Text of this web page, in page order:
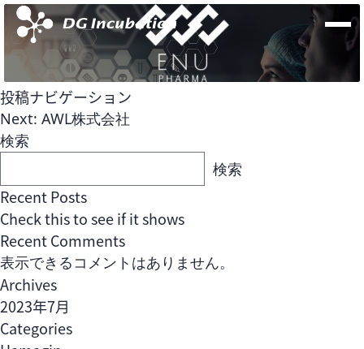
Network Labファンド
投稿ナビゲーション
Next: AWL株式会社
検索
検索
Recent Posts
Check this to see if it shows
Recent Comments
表示できるコメントはありません。
Archives
2023年7月
Categories